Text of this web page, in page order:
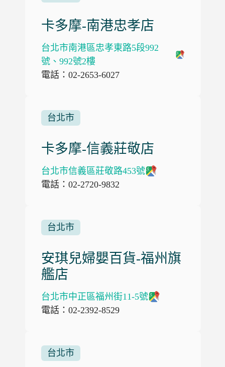
卡多摩-南港忠孝店
台北市南港區忠孝東路5段992
號、992號2樓
電話：02-2653-6027
台北市
卡多摩-信義莊敬店
台北市信義區莊敬路453號
電話：02-2720-9832
台北市
安琪兒婦嬰百貨-福州旗
艦店
台北市中正區福州街11-5號
電話：02-2392-8529
台北市